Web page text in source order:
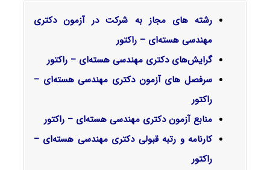
رشته های مجاز به شرکت در آزمون دکتری
مهندسی هسته‌ای – راکتور
گرایش‌های دکتری مهندسی هسته‌ای – راکتور
سرفصل‌ های آزمون دکتری مهندسی هسته‌ای –
راکتور
منابع آزمون دکتری مهندسی هسته‌ای – راکتور
کارنامه و رتبه قبولی دکتری مهندسی هسته‌ای –
راکتور